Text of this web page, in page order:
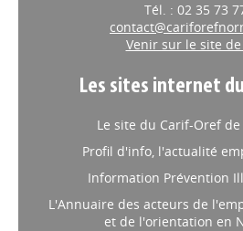
Tél. : 02 35 73
Venir sur le site de
Les sites internet
Le site du Carif-Oref
Profil d'info, l'actualité
Information Prévention
L'Annuaire des acteurs de
et de l'orientation en